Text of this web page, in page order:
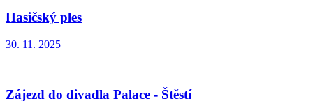
Hasičský ples
30. 11. 2025
Zájezd do divadla Palace - Štěstí